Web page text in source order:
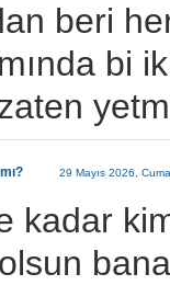
beri
bi
29 Mayıs 2026,
kadar